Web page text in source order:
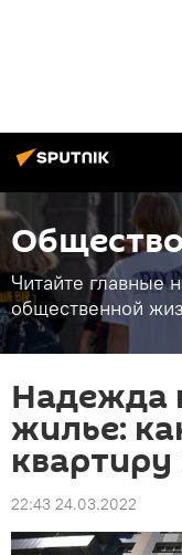
Читайте главные
общественной
Надежда
жилье:
22:43 24.03.2022